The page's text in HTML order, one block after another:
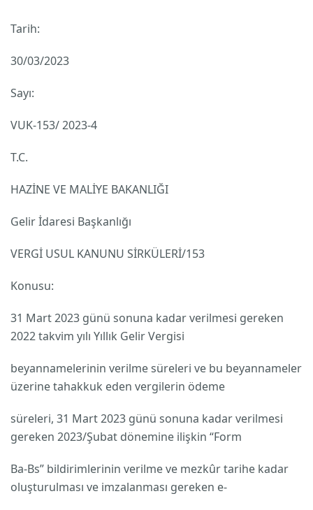
Tarih:
30/03/2023
Sayı:
VUK-153/ 2023-4
T.C.
HAZİNE VE MALİYE BAKANLIĞI
Gelir İdaresi Başkanlığı
VERGİ USUL KANUNU SİRKÜLERİ/153
Konusu:
31 Mart 2023 günü sonuna kadar verilmesi gereken
2022 takvim yılı Yıllık Gelir Vergisi
beyannamelerinin verilme süreleri ve bu beyannameler
üzerine tahakkuk eden vergilerin ödeme
süreleri, 31 Mart 2023 günü sonuna kadar verilmesi
gereken 2023/Şubat dönemine ilişkin “Form
Ba-Bs” bildirimlerinin verilme ve mezkûr tarihe kadar
oluşturulması ve imzalanması gereken e-